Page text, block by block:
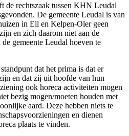
de rechtszaak tussen KHN Leudal
De gemeente Leudal is van
in Ell en Kelpen-Oler geen
en zich daarom niet aan de
gemeente Leudal hoeven te
dat het prima is dat er
en dat zij uit hoofde van hun
ook horeca activiteiten mogen
bezig mogen/moeten houden met
aard. Deze hebben niets te
en dienen
plaats te vinden.